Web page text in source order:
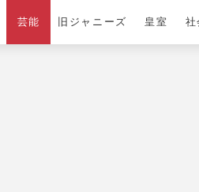
芸能 旧ジャニーズ 皇室 社